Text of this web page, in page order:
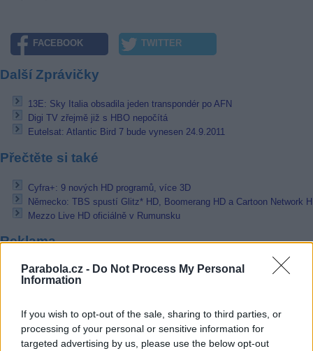
Parabola.cz - Do Not Process My Personal
Information
If you wish to opt-out of the sale, sharing to third parties, or
processing of your personal or sensitive information for
targeted advertising by us, please use the below opt-out
FACEBOOK TWITTER
Další Zprávičky
13E: Sky Italia obsadila jeden transpondér po AFN
Digi TV zřejmě již s HBO nepočítá
Eutelsat: Atlantic Bird 7 bude vynesen 24.9.2011
Přečtěte si také
Cyfra+: 9 nových HD programů, více 3D
Německo: TBS spustí Glitz* HD, Boomerang HD a Cartoon Network
Mezzo Live HD oficiálně v Rumunsku
Reklama
Pracovní nabídky
48.400 Kč • příspěvek na ubytování (Jihlava, okres Jihlava)
07.08.2026 - Bosch Powertrain s.r.o. Jihlava • obsluha CNC strojů •
48.400 Kč • náborový bonus 50.000 Kč • příspěvek na ubytování
okres Jihlava)